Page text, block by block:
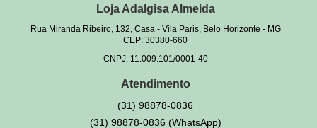
Loja Adalgisa Almeida
Rua Miranda Ribeiro, 132, Casa - Vila Paris, Belo Horizonte - MG
CEP: 30380-660
CNPJ: 11.009.101/0001-40
Atendimento
(31) 98878-0836
(31) 98878-0836 (WhatsApp)